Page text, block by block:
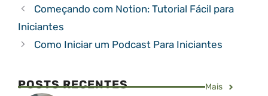
Começando com Notion: Tutorial Fácil para
Iniciantes
Como Iniciar um Podcast Para Iniciantes
POSTS RECENTES Mais